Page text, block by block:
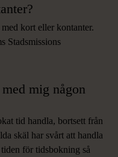
kort eller kontanter.
Stadsmissions
mig någon
tid handla, bortsett från
skäl har svårt att handla
för tidsbokning så